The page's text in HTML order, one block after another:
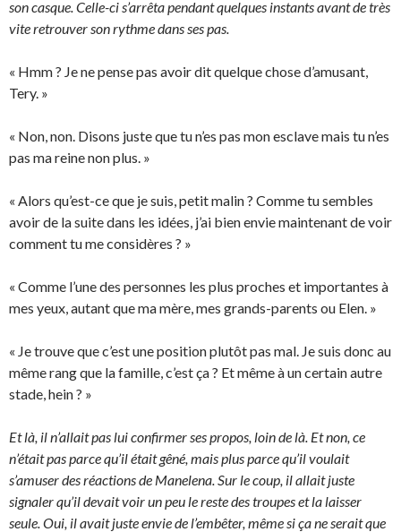
son casque. Celle-ci s’arrêta pendant quelques instants avant de très
vite retrouver son rythme dans ses pas.
« Hmm ? Je ne pense pas avoir dit quelque chose d’amusant,
Tery. »
« Non, non. Disons juste que tu n’es pas mon esclave mais tu n’es
pas ma reine non plus. »
« Alors qu’est-ce que je suis, petit malin ? Comme tu sembles
avoir de la suite dans les idées, j’ai bien envie maintenant de voir
comment tu me considères ? »
« Comme l’une des personnes les plus proches et importantes à
mes yeux, autant que ma mère, mes grands-parents ou Elen. »
« Je trouve que c’est une position plutôt pas mal. Je suis donc au
même rang que la famille, c’est ça ? Et même à un certain autre
stade, hein ? »
Et là, il n’allait pas lui confirmer ses propos, loin de là. Et non, ce
n’était pas parce qu’il était gêné, mais plus parce qu’il voulait
s’amuser des réactions de Manelena. Sur le coup, il allait juste
signaler qu’il devait voir un peu le reste des troupes et la laisser
seule. Oui, il avait juste envie de l’embêter, même si ça ne serait que